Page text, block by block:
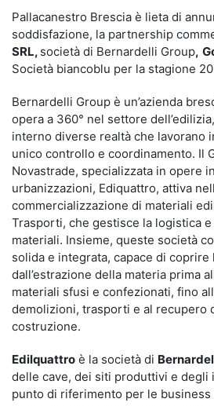
Pallacanestro Brescia è lieta di
soddisfazione, la partnership
SRL, società di Bernardelli Group,
Società biancoblu per la stagione
Bernardelli Group è un’azienda
opera a 360° nel settore
interno diverse realtà che lavorano
unico controllo e coordinamento. Il
Novastrade, specializzata in opere
urbanizzazioni, Ediquattro, attiva
commercializzazione di materiali
Trasporti, che gestisce la logistica
materiali. Insieme, queste società
solida e integrata, capace di coprire
dall’estrazione della materia prima
materiali sfusi e confezionati, fino
demolizioni, trasporti e al recupero
costruzione.
Edilquattro è la società di
delle cave, dei siti produttivi e degli
punto di riferimento per le